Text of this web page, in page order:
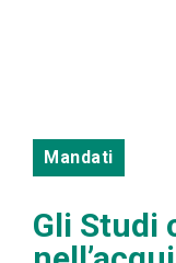
Mandati
Gli Studi